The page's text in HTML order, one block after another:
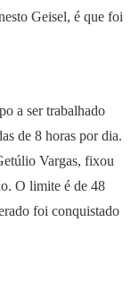
Geisel, é que foi
a ser trabalhado
de 8 horas por dia.
Vargas, fixou
O limite é de 48
foi conquistado